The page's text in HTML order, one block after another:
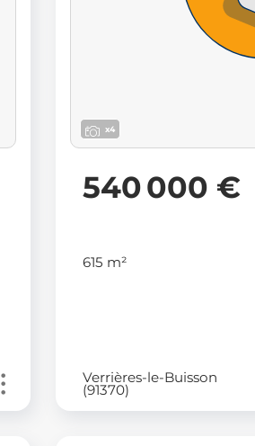
x4
540 000 €
615 m²
Verrières-le-Buisson
(91370)